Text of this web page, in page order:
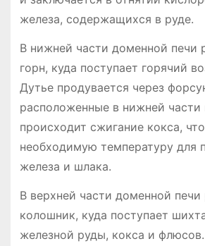
железа, содержащихся в руде.
В нижней части доменной печи
горн, куда поступает горячий
Дутье продувается через
расположенные в нижней части
происходит сжигание кокса,
необходимую температуру для
железа и шлака.
В верхней части доменной
колошник, куда поступает
железной руды, кокса и